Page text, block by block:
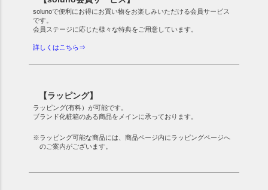
solunoで便利にお得にお買い物をお楽しみいただける会員サービス
です。
会員ステージに応じた様々な特典をご用意しています。
詳しくはこちら⇒
【ラッピング】
ラッピング(有料）が可能です。
ブランド化粧箱のある商品をメインに承っております。
※ラッピング可能な商品には、商品ページ内にラッピングページへ
のご案内がございます。